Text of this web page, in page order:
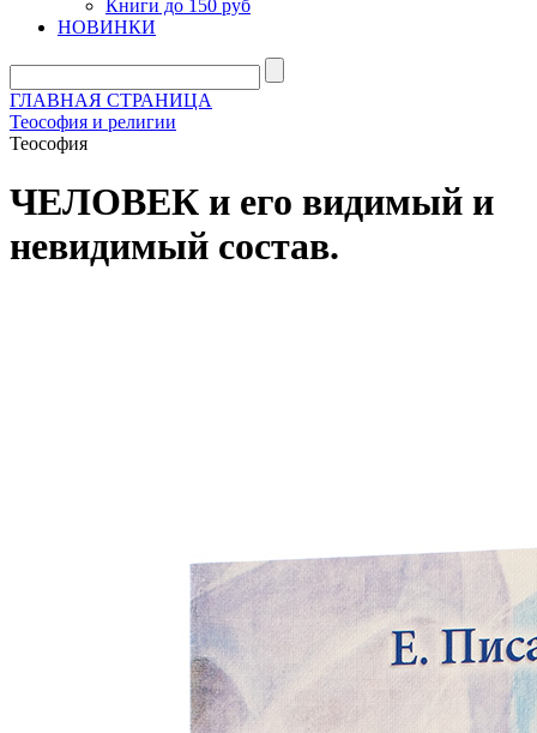
Книги до 150 руб
НОВИНКИ
ГЛАВНАЯ СТРАНИЦА
Теософия и религии
Теософия
ЧЕЛОВЕК и его видимый и
невидимый состав.